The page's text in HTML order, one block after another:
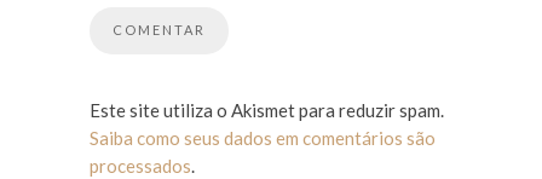
Este site utiliza o Akismet para reduzir spam.
Saiba como seus dados em comentários são
processados.